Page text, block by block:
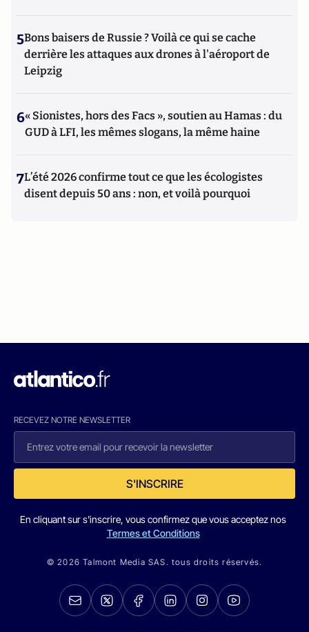
5Bons baisers de Russie ? Voilà ce qui se cache
derrière les attaques aux drones à l'aéroport de
Leipzig
6« Sionistes, hors des Facs », soutien au Hamas : du
GUD à LFI, les mêmes slogans, la même haine
7L’été 2026 confirme tout ce que les écologistes
disent depuis 50 ans : non, et voilà pourquoi
RECEVEZ NOTRE NEWSLETTER
S'INSCRIRE
En cliquant sur s'inscrire, vous confirmez que vous acceptez nos
Termes et Conditions
© 2026 Talmont Media SAS. tous droits réservés.